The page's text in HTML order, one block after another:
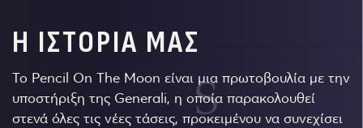
Η ΙΣΤΟΡΙΑ ΜΑΣ
Το Pencil On The Moon είναι μια πρωτοβουλία με την
υποστήριξη της Generali, η οποία παρακολουθεί
στενά όλες τις νέες τάσεις, προκειμένου να συνεχίσει